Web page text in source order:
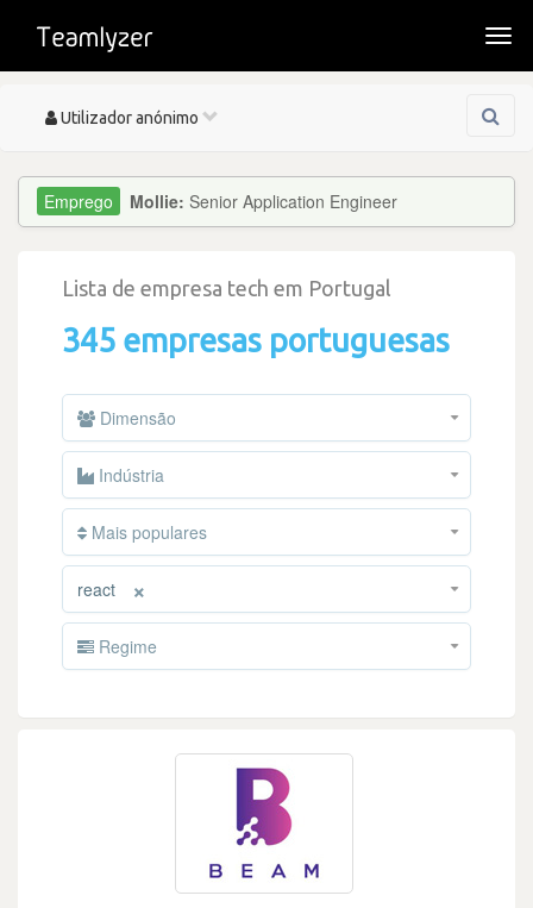
Toggle
Utilizador anónimo
Mollie: Senior Application Engineer
Lista de empresa tech em Portugal
345 empresas portuguesas
Dimensão
Indústria
Mais populares
×
react
Regime